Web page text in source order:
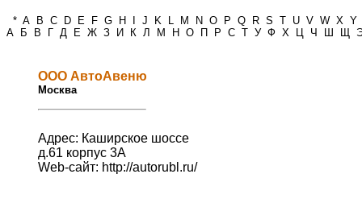
* A B C D E F G H J K L M N O P Q R S T U V W X Y
А
Б В Г Д Е Ж З И К Л М Н О П Р С Т У Ф Х Ц Ч Ш Щ
ООО АвтоАвеню
Москва
Адрес: Каширское шоссе
д.61 корпус 3А
Web-сайт: http://autorubl.ru/